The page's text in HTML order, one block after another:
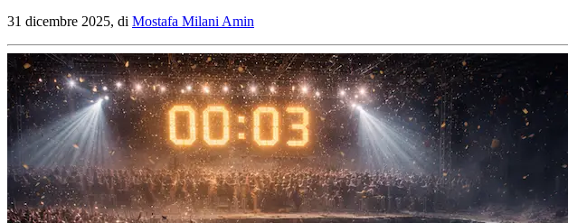
31 dicembre 2025, di Mostafa Milani Amin